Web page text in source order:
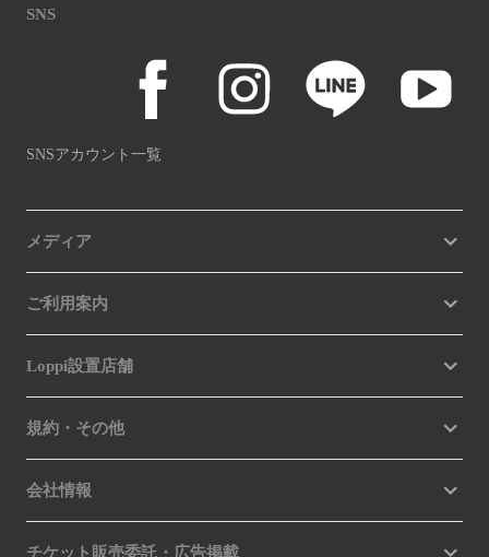
SNS
SNSアカウント一覧
メディア
ご利用案内
Loppi設置店舗
規約・その他
会社情報
チケット販売委託・広告掲載